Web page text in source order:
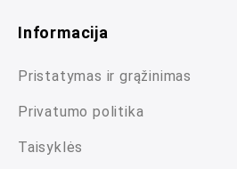
Informacija
Pristatymas ir grąžinimas
Privatumo politika
Taisyklės